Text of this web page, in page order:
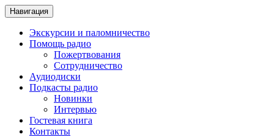
Навигация
Экскурсии и паломничество
Помощь радио
Пожертвования
Сотрудничество
Аудиодиски
Подкасты радио
Новинки
Интервью
Гостевая книга
Контакты